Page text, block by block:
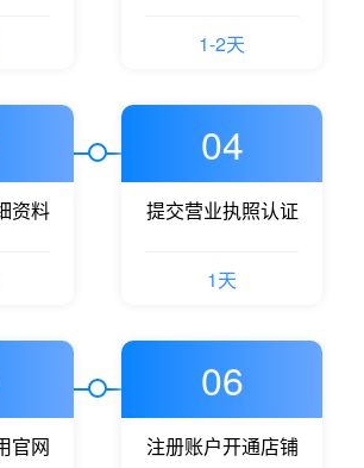
1-2天
资料
04
提交营业执照认证
1天
官网
06
注册账户开通店铺